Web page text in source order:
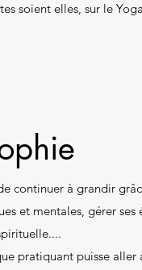
soient elles, sur le
continuer à grandir
et mentales, gérer ses
pratiquant puisse